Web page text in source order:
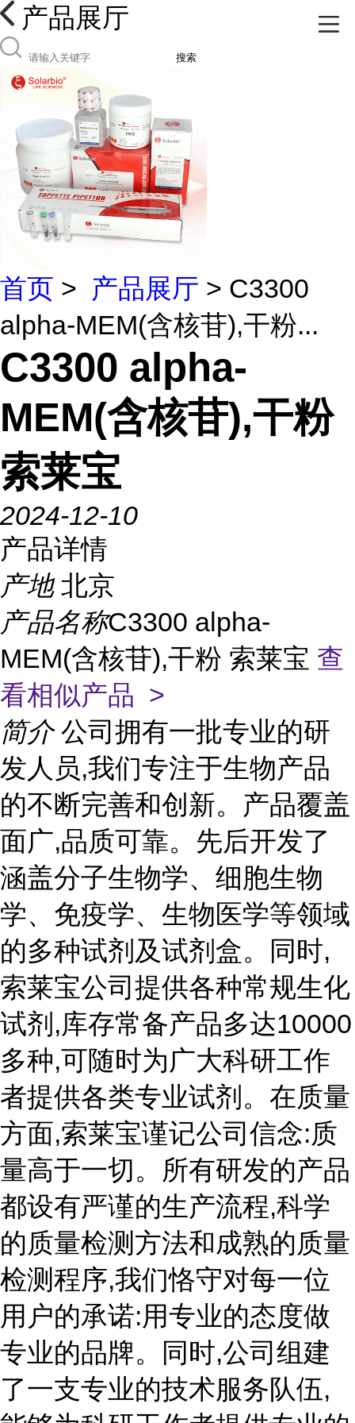
产品展厅
搜索
首页 > 产品展厅 > C3300
alpha-MEM(含核苷),干粉...
C3300 alpha-
MEM(含核苷),干粉
索莱宝
2024-12-10
产品详情
产地 北京
产品名称C3300 alpha-
MEM(含核苷),干粉 索莱宝 查
看相似产品 >
简介 公司拥有一批专业的研
发人员,我们专注于生物产品
的不断完善和创新。产品覆盖
面广,品质可靠。先后开发了
涵盖分子生物学、细胞生物
学、免疫学、生物医学等领域
的多种试剂及试剂盒。同时,
索莱宝公司提供各种常规生化
试剂,库存常备产品多达10000
多种,可随时为广大科研工作
者提供各类专业试剂。在质量
方面,索莱宝谨记公司信念:质
量高于一切。所有研发的产品
都设有严谨的生产流程,科学
的质量检测方法和成熟的质量
检测程序,我们恪守对每一位
用户的承诺:用专业的态度做
专业的品牌。同时,公司组建
了一支专业的技术服务队伍,